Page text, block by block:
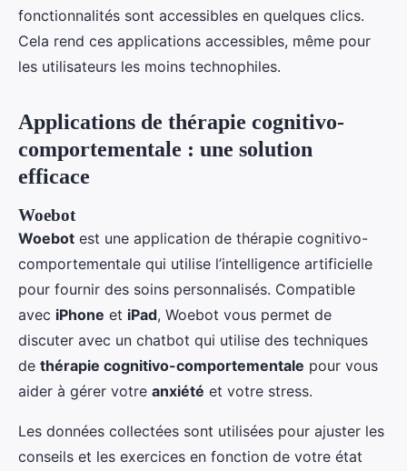
fonctionnalités sont accessibles en quelques clics.
Cela rend ces applications accessibles, même pour
les utilisateurs les moins technophiles.
Applications de thérapie cognitivo-
comportementale : une solution
efficace
Woebot
Woebot est une application de thérapie cognitivo-
comportementale qui utilise l’intelligence artificielle
pour fournir des soins personnalisés. Compatible
avec iPhone et iPad, Woebot vous permet de
discuter avec un chatbot qui utilise des techniques
de thérapie cognitivo-comportementale pour vous
aider à gérer votre anxiété et votre stress.
Les données collectées sont utilisées pour ajuster les
conseils et les exercices en fonction de votre état